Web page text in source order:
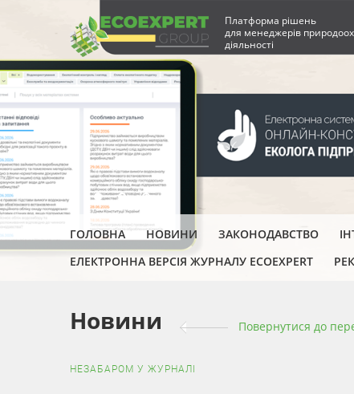
Платформа рішень
для менеджерів
діяльності
ГОЛОВНА НОВИНИ ЗАКОНОДАВСТВО
ЕЛЕКТРОННА ВЕРСІЯ ЖУРНАЛУ ECOEXPERT
Новини Повернутися до
НЕЗАБАРОМ У ЖУРНАЛІ